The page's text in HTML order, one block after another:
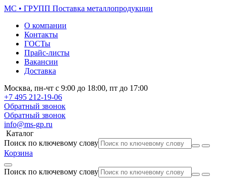
МС • ГРУПП Поставка металлопродукции
О компании
Контакты
ГОСТы
Прайс-листы
Вакансии
Доставка
Москва, пн-чт с 9:00 до 18:00, пт до 17:00
+7 495 212-19-06
Обратный звонок
Обратный звонок
info@ms-gp.ru
Каталог
Поиск по ключевому слову
Корзина
Поиск по ключевому слову